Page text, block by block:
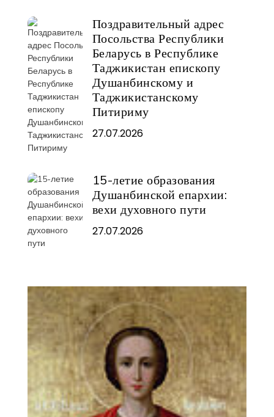
Поздравительный адрес
Посольства Республики
Беларусь в Республике
Таджикистан епископу
Душанбинскому и
Таджикистанскому
Питириму
27.07.2026
15-летие образования
Душанбинской епархии:
вехи духовного пути
27.07.2026